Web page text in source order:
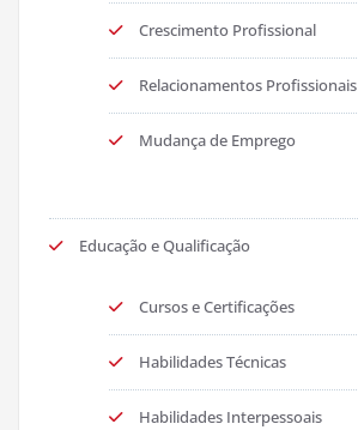
Crescimento Profissional
Relacionamentos Profissionais
Mudança de Emprego
Educação e Qualificação
Cursos e Certificações
Habilidades Técnicas
Habilidades Interpessoais